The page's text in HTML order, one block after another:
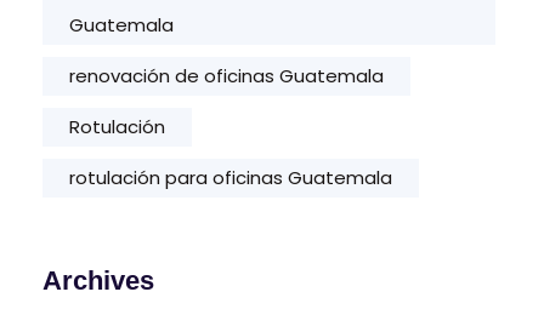
Guatemala
renovación de oficinas Guatemala
Rotulación
rotulación para oficinas Guatemala
Archives